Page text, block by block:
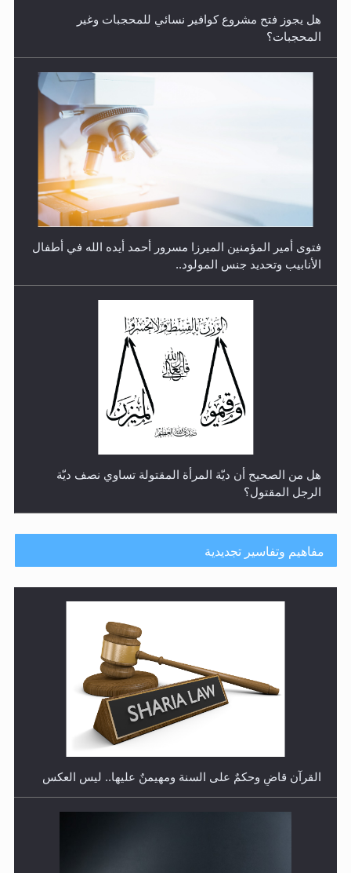
هل يجوز فتح مشروع كوافير نسائي للمحجبات وغير
المحجبات؟
فتوى أمير المؤمنين الميرزا مسرور أحمد أيده الله في أطفال
الأنابيب وتحديد جنس المولود..
هل من الصحيح أن ديّة المرأة المقتولة تساوي نصف ديّة
الرجل المقتول؟
هل تعتبر الأشفار الاصطناعية (الرموش الاصطناعية) والأظافر
البلاستيكية وطلاء الأظافر حاجبا للوضوء وهل يُسمح الصلاة
مفاهيم وتفاسير تجديدية
القرآن قاضٍ وحكمٌ على السنة ومهيمنٌ عليها.. ليس العكس